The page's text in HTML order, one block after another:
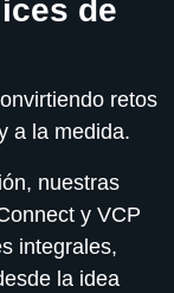
de
retos
a la medida.
nuestras
y VCP
integrales,
la idea